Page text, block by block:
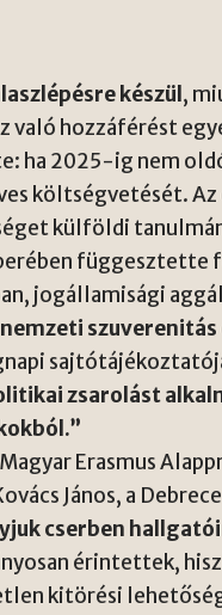
készül ,
való hozzáférést
ha 2025-ig nem
költségvetését.
külföldi
függesztette
jogállamisági
szuverenitás
zsarolást
Erasmus
János, a
cserben
érintettek,
kitörési